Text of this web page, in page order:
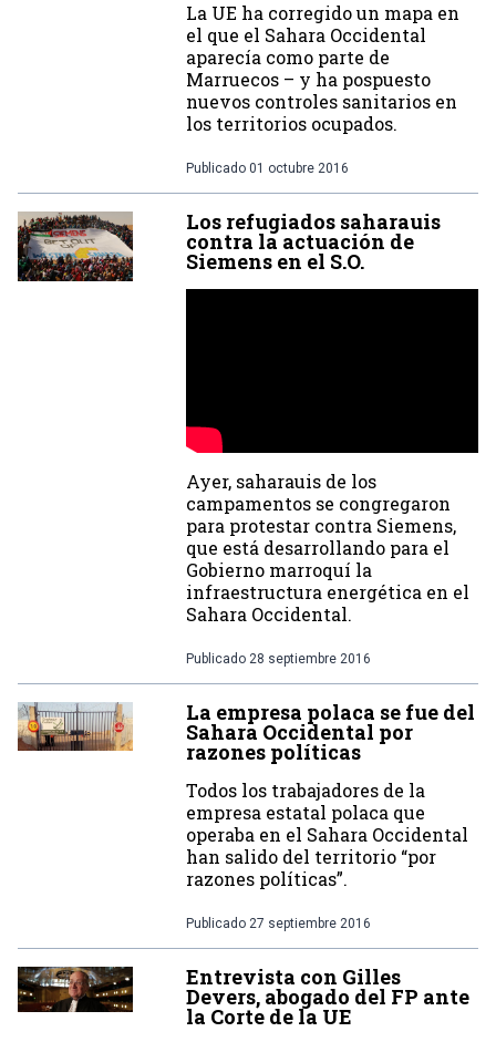
La UE ha corregido un mapa en
el que el Sahara Occidental
aparecía como parte de
Marruecos – y ha pospuesto
nuevos controles sanitarios en
los territorios ocupados.
Publicado 01 octubre 2016
Los refugiados saharauis
contra la actuación de
Siemens en el S.O.
Ayer, saharauis de los
campamentos se congregaron
para protestar contra Siemens,
que está desarrollando para el
Gobierno marroquí la
infraestructura energética en el
Sahara Occidental.
Publicado 28 septiembre 2016
La empresa polaca se fue del
Sahara Occidental por
razones políticas
Todos los trabajadores de la
empresa estatal polaca que
operaba en el Sahara Occidental
han salido del territorio “por
razones políticas”.
Publicado 27 septiembre 2016
Entrevista con Gilles
Devers, abogado del FP ante
la Corte de la UE